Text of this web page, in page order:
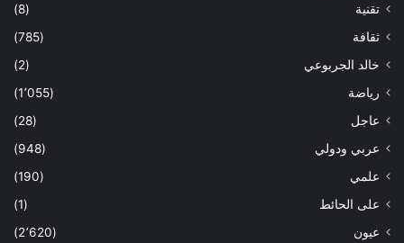
تقنية
(8)
ثقافة
(785)
خالد الجربوعي
(2)
رياضة
(1٬055)
عاجل
(28)
عربي ودولي
(948)
علمي
(190)
على الحائط
(1)
عيون
(2٬620)